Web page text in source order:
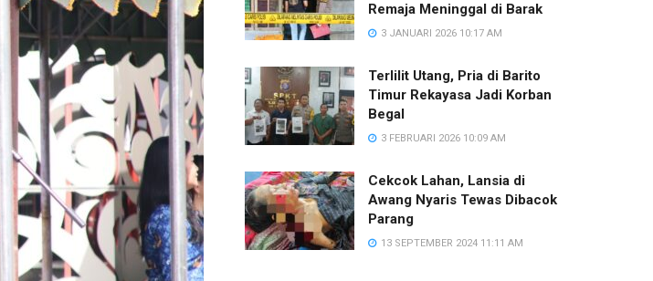
Remaja Meninggal di Barak
3 JANUARI 2026 10:17 AM
Terlilit Utang, Pria di Barito
Timur Rekayasa Jadi Korban
Begal
3 FEBRUARI 2026 10:09 AM
Cekcok Lahan, Lansia di
Awang Nyaris Tewas Dibacok
Parang
13 SEPTEMBER 2024 11:11 AM